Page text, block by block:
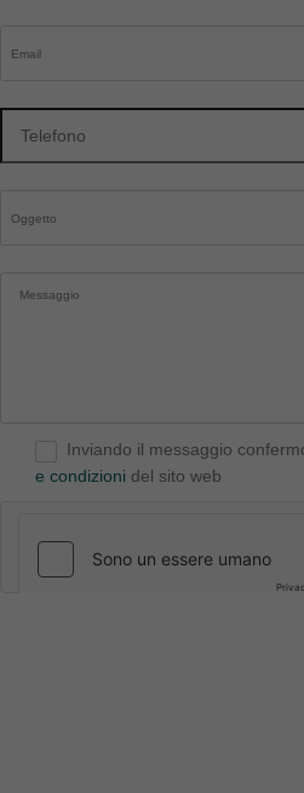
Inviando il messaggio
e condizioni del sito web